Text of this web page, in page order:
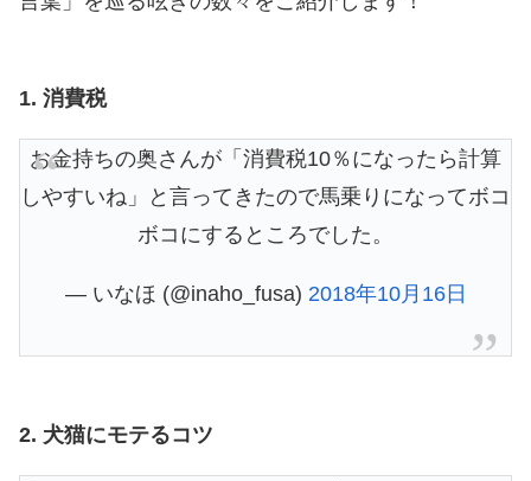
1. 消費税
お金持ちの奥さんが「消費税10％になったら計算
しやすいね」と言ってきたので馬乗りになってボコ
ボコにするところでした。
— いなほ (@inaho_fusa) 2018年10月16日
2. 犬猫にモテるコツ